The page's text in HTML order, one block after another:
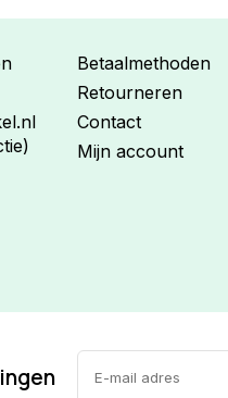
Betaalmethoden
Retourneren
Contact
Mijn account